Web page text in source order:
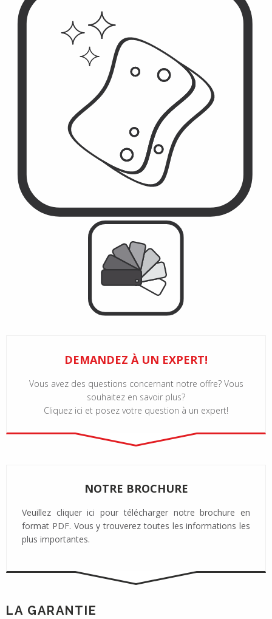
DEMANDEZ À UN EXPERT!
Vous avez des questions concernant notre offre? Vous
souhaitez en savoir plus?
Cliquez ici et posez votre question à un expert!
NOTRE BROCHURE
Veuillez cliquer ici pour télécharger notre brochure en
format PDF. Vous y trouverez toutes les informations les
plus importantes.
LA GARANTIE